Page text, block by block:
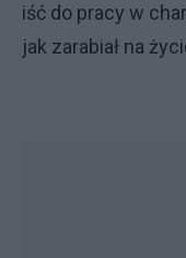
iść do pracy w
jak zarabiał na